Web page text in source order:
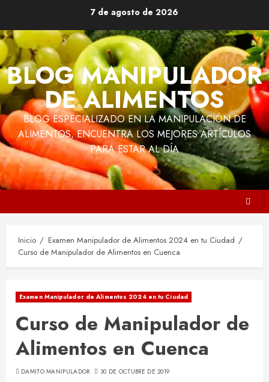
contenido
7 de agosto de 2026
BLOG MANIPULADOR
DE ALIMENTOS
BLOG ESPECIALIZADO EN LA MANIPULACIÓN DE
ALIMENTOS, ENCUENTRA LOS MEJORES ARTÍCULOS
PARA ESTAR AL DÍA
Inicio
Examen Manipulador de Alimentos 2024 en tu Ciudad
Curso de Manipulador de Alimentos en Cuenca
Examen Manipulador de Alimentos 2024 en tu Ciudad
Curso de Manipulador de
Alimentos en Cuenca
DAMITO MANIPULADOR 30 DE OCTUBRE DE 2019